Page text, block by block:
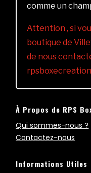
comme un
Attention , si
boutique de
de nous
À Propos de RPS
Qui sommes-nous ?
Contactez-nous
Informations Utiles